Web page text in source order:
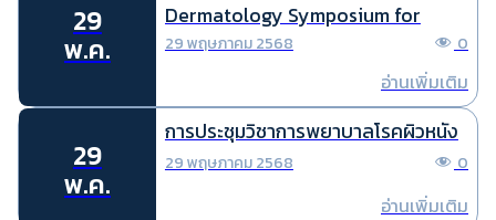
29
พ.ค.
Dermatology Symposium for
ASEAN Community (DSAC )
29 พฤษภาคม 2568 0
อ่านเพิ่มเติม
29
พ.ค.
การประชุมวิชาการพยาบาลโรคผิวหนัง
29 พฤษภาคม 2568 0
อ่านเพิ่มเติม